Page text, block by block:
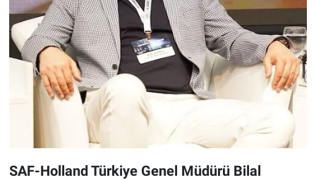
SAF-Holland Türkiye Genel Müdürü Bilal